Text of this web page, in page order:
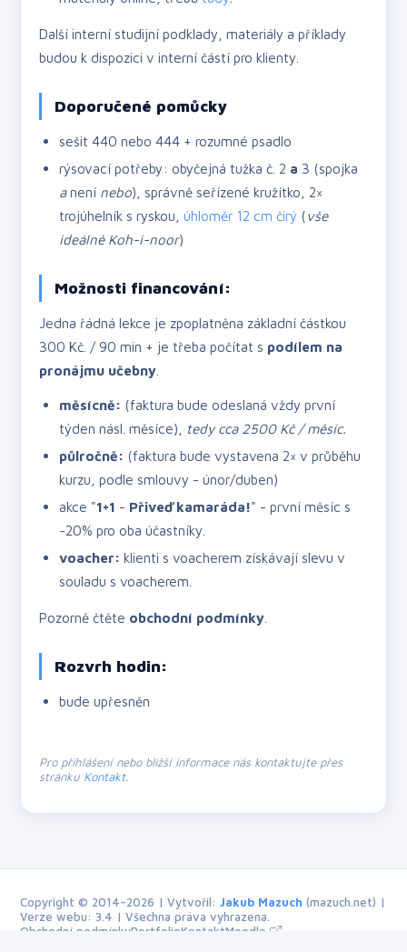
Další interní studijní podklady, materiály a příklady
budou k dispozici v interní částí pro klienty.
Doporučené pomůcky
sešit 440 nebo 444 + rozumné psadlo
rýsovací potřeby: obyčejná tužka č. 2 a 3 (spojka
anení nebo), správně seřízené kružítko, 2×
trojúhelník s ryskou,úhloměr 12 cm čirý (vše
ideálně Koh-i-noor)
Možnosti financování:
Jedna řádná lekce je zpoplatněna základní částkou
300 Kč. / 90 min + je třeba počítat s podílem na
pronájmu učebny
měsícně: (faktura bude odeslaná vždy první
týden násl. měsíce), tedy cca 2500 Kč / měsíc.
půlročně: (faktura bude vystavena 2× v průběhu
kurzu, podle smlouvy - únor/duben)
akce "1+1 - Přiveď kamaráda!" - první měsíc s
-20% pro oba účastníky.
voacher: klienti s voacherem získávají slevu v
souladu s voacherem.
Pozorně čtěte obchodní podmínky
Rozvrh hodin:
bude upřesněn
Pro přihlášení nebo bližší informace nás kontaktujte přes
stránku Kontakt.
Copyright © 2014–2026 | Vytvořil:Jakub Mazuch (mazuch.net) |
Verze webu: 3.4 | Všechna práva vyhrazena.
Obchodní podmínkyPortfolioKontaktMoodle